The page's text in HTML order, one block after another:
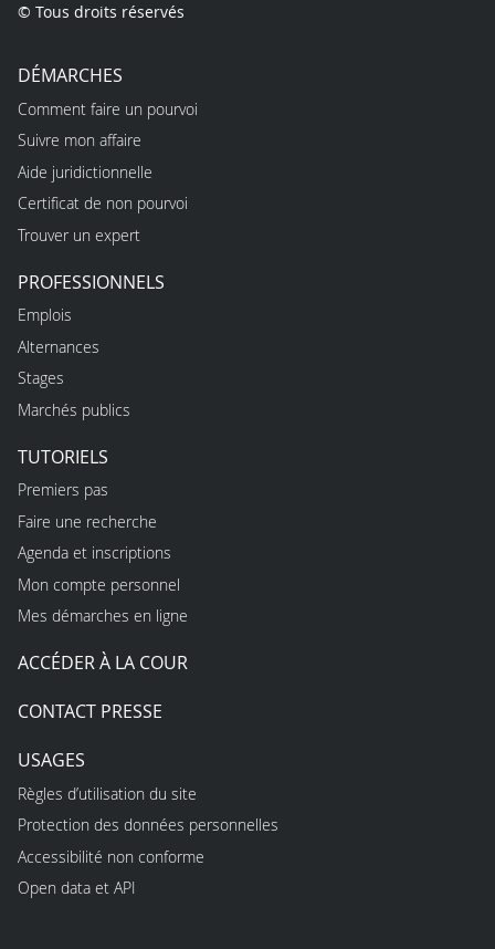
© Tous droits réservés
DÉMARCHES
Comment faire un pourvoi
Suivre mon affaire
Aide juridictionnelle
Certificat de non pourvoi
Trouver un expert
PROFESSIONNELS
Emplois
Alternances
Stages
Marchés publics
TUTORIELS
Premiers pas
Faire une recherche
Agenda et inscriptions
Mon compte personnel
Mes démarches en ligne
ACCÉDER À LA COUR
CONTACT PRESSE
USAGES
Règles d’utilisation du site
Protection des données personnelles
Accessibilité non conforme
Open data et API